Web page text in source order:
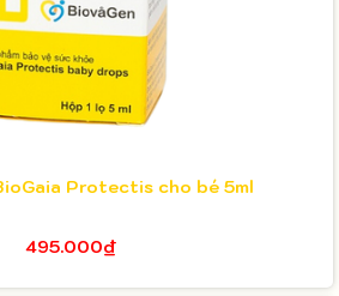
Protectis cho bé 5ml
495.000₫